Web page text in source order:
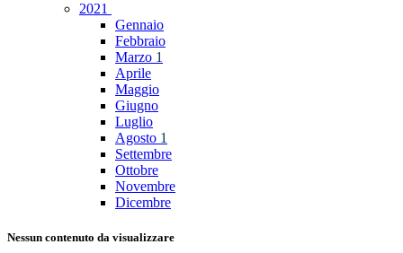
2021
Gennaio
Febbraio
Marzo 1
Aprile
Maggio
Giugno
Luglio
Agosto 1
Settembre
Ottobre
Novembre
Dicembre
Nessun contenuto da visualizzare